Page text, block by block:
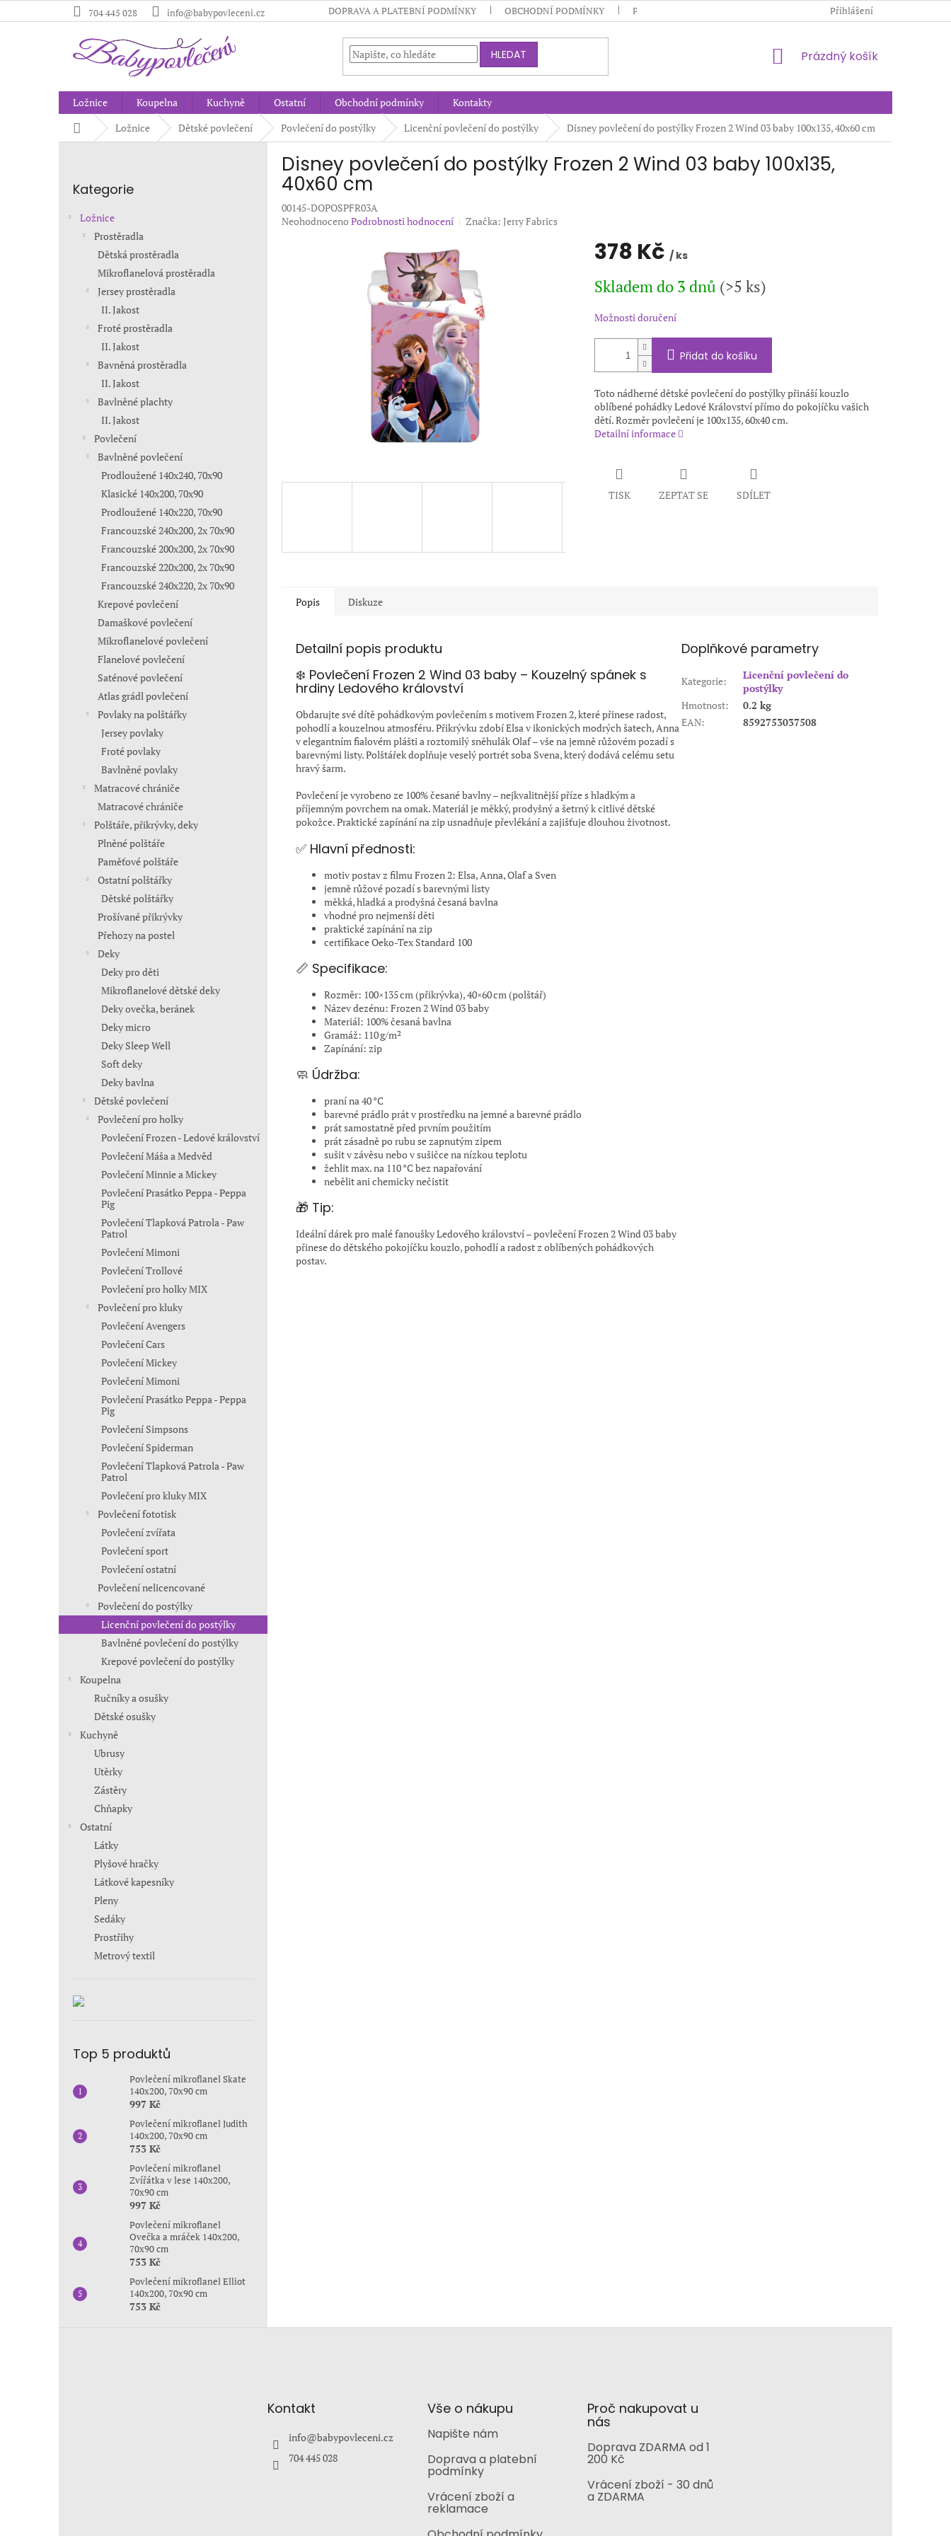
na
704 445 028 info@babypovleceni.cz DOPRAVA A PLATEBNÍ PODMÍNKY OBCHODNÍ PODMÍNKY PODMÍNKY OCHRANY OSOBNÍCH ÚDAJŮ KONTAKTY
Přihlášení
HLEDAT
NÁKUPNÍ
Prázdný košík
Ložnice Koupelna Kuchyně Ostatní Obchodní podmínky
Kontakty
Domů Ložnice Dětské povlečení Povlečení do postýlky Licenční povlečení do postýlky Disney povlečení do postýlky Frozen 2 Wind 03 baby 100x135, 40x60 cm
kategorie
Kategorie
Ložnice
Prostěradla
Dětská prostěradla
Mikroflanelová prostěradla
Jersey prostěradla
II. Jakost
Froté prostěradla
II. Jakost
Bavněná prostěradla
II. Jakost
Bavlněné plachty
II. Jakost
Povlečení
Bavlněné povlečení
Prodloužené 140x240, 70x90
Klasické 140x200, 70x90
Prodloužené 140x220, 70x90
Francouzské 240x200, 2x 70x90
Francouzské 200x200, 2x 70x90
Francouzské 220x200, 2x 70x90
Francouzské 240x220, 2x 70x90
Krepové povlečení
Damaškové povlečení
Mikroflanelové povlečení
Flanelové povlečení
Saténové povlečení
Atlas grádl povlečení
Povlaky na polštářky
Jersey povlaky
Froté povlaky
Bavlněné povlaky
Matracové chrániče
Matracové chrániče
Polštáře, přikrývky, deky
Plněné polštáře
Paměťové polštáře
Ostatní polštářky
Dětské polštářky
Prošívané přikrývky
Přehozy na postel
Deky
Deky pro děti
Mikroflanelové dětské deky
Deky ovečka, beránek
Deky micro
Deky Sleep Well
Soft deky
Deky bavlna
Dětské povlečení
Povlečení pro holky
Povlečení Frozen - Ledové království
Povlečení Máša a Medvěd
Povlečení Minnie a Mickey
Povlečení Prasátko Peppa - Peppa
Pig
Povlečení Tlapková Patrola - Paw
Patrol
Povlečení Mimoni
Povlečení Trollové
Povlečení pro holky MIX
Povlečení pro kluky
Povlečení Avengers
Povlečení Cars
Povlečení Mickey
Povlečení Mimoni
Povlečení Prasátko Peppa - Peppa
Pig
Povlečení Simpsons
Povlečení Spiderman
Povlečení Tlapková Patrola - Paw
Patrol
Povlečení pro kluky MIX
Povlečení fototisk
Povlečení zvířata
Povlečení sport
Povlečení ostatní
Povlečení nelicencované
Povlečení do postýlky
Licenční povlečení do postýlky
Bavlněné povlečení do postýlky
Krepové povlečení do postýlky
Koupelna
Ručníky a osušky
Dětské osušky
Kuchyně
Ubrusy
Utěrky
Zástěry
Chňapky
Ostatní
Látky
Plyšové hračky
Látkové kapesníky
Pleny
Sedáky
Prostřihy
Metrový textil
Top 5 produktů
Povlečení mikroflanel Skate
140x200, 70x90 cm
997 Kč
Povlečení mikroflanel Judith
140x200, 70x90 cm
753 Kč
Povlečení mikroflanel
Zvířátka v lese 140x200,
70x90 cm
997 Kč
Povlečení mikroflanel
Ovečka a mráček 140x200,
70x90 cm
753 Kč
Povlečení mikroflanel Elliot
140x200, 70x90 cm
753 Kč
Disney povlečení do postýlky Frozen 2 Wind 03 baby 100x135,
40x60 cm
00145-DOPOSPFR03A
Průměrné
Neohodnoceno Podrobnosti hodnocení Značka: Jerry Fabrics
378 Kč / ks
cena:
Skladem do 3 dnů (>5 ks)
Možnosti doručení
Přidat do košíku
Toto nádherné dětské povlečení do postýlky přináší kouzlo
oblíbené pohádky Ledové Království přímo do pokojíčku vašich
dětí. Rozměr povlečení je 100x135, 60x40 cm.
Detailní informace
TISK ZEPTAT SE SDÍLET
Popis Diskuze
Detailní popis produktu
❄️ Povlečení Frozen 2 Wind 03 baby – Kouzelný spánek s
hrdiny Ledového království
Obdarujte své dítě pohádkovým povlečením s motivem Frozen 2, které přinese radost,
pohodlí a kouzelnou atmosféru. Přikrývku zdobí Elsa v ikonických modrých šatech, Anna
v elegantním fialovém plášti a roztomilý sněhulák Olaf – vše na jemně růžovém pozadí s
barevnými listy. Polštářek doplňuje veselý portrét soba Svena, který dodává celému setu
hravý šarm.
Povlečení je vyrobeno ze 100% česané bavlny – nejkvalitnější příze s hladkým a
příjemným povrchem na omak. Materiál je měkký, prodyšný a šetrný k citlivé dětské
pokožce. Praktické zapínání na zip usnadňuje převlékání a zajišťuje dlouhou životnost.
✅ Hlavní přednosti:
motiv postav z filmu Frozen 2: Elsa, Anna, Olaf a Sven
jemně růžové pozadí s barevnými listy
měkká, hladká a prodyšná česaná bavlna
vhodné pro nejmenší děti
praktické zapínání na zip
certifikace Oeko-Tex Standard 100
📏 Specifikace:
Rozměr: 100×135 cm (přikrývka), 40×60 cm (polštář)
Název dezénu: Frozen 2 Wind 03 baby
Materiál: 100% česaná bavlna
Gramáž: 110 g/m²
Zapínání: zip
🧼 Údržba:
praní na 40 °C
barevné prádlo prát v prostředku na jemné a barevné prádlo
prát samostatně před prvním použitím
prát zásadně po rubu se zapnutým zipem
sušit v závěsu nebo v sušičce na nízkou teplotu
žehlit max. na 110 °C bez napařování
nebělit ani chemicky nečistit
🎁 Tip:
Ideální dárek pro malé fanoušky Ledového království – povlečení Frozen 2 Wind 03 baby
přinese do dětského pokojíčku kouzlo, pohodlí a radost z oblíbených pohádkových
postav.
Doplňkové parametry
Kategorie:
Licenční povlečení do
postýlky
Hmotnost:
0.2 kg
EAN: 8592753037508
Kontakt
info@babypovleceni.cz
704 445 028
Vše o nákupu
Napište nám
Doprava a platební
podmínky
Vrácení zboží a
reklamace
Proč nakupovat u
nás
Doprava ZDARMA od 1
200 Kč
Vrácení zboží - 30 dnů
a ZDARMA